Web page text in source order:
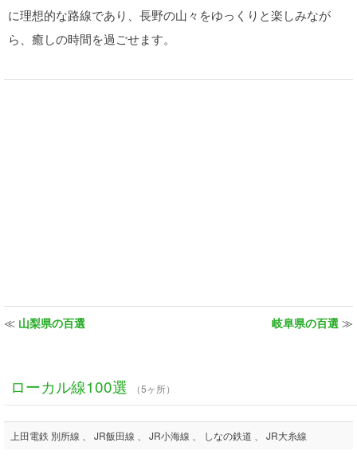
に理想的な路線であり、長野の山々をゆっくりと楽しみなが
ら、癒しの時間を過ごせます。
≪ 山梨県の百選 岐阜県の百選 ≫
ローカル線100選 （5ヶ所）
上田電鉄 別所線 、 JR飯田線 、 JR小海線 、 しなの鉄道 、 JR大糸線